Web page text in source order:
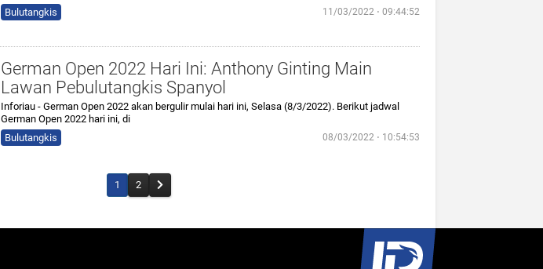
Bulutangkis
11/03/2022 ⋅ 09:44:52
German Open 2022 Hari Ini: Anthony Ginting Main
Lawan Pebulutangkis Spanyol
Inforiau - German Open 2022 akan bergulir mulai hari ini, Selasa (8/3/2022). Berikut jadwal
German Open 2022 hari ini, di
Bulutangkis
08/03/2022 ⋅ 10:54:53
1 2